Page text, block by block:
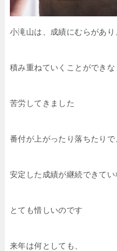
小滝山は、成績にむらがあり
積み重ねていくことができな
苦労してきました
番付が上がったり落ちたりで
安定した成績が継続できてい
とても惜しいのです
来年は何としても、